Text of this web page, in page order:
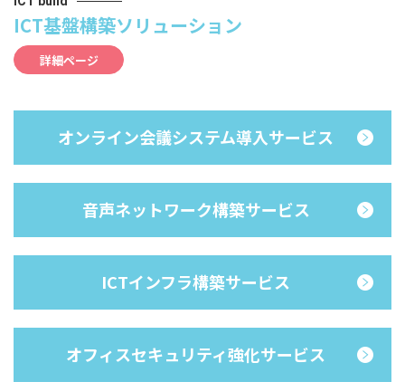
ICT基盤構築ソリューション
詳細ページ
オンライン会議システム導入サービス
音声ネットワーク構築サービス
ICTインフラ構築サービス
オフィスセキュリティ強化サービス